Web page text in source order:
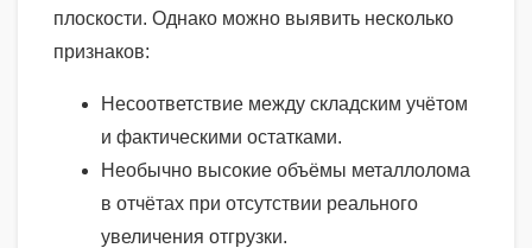
плоскости. Однако можно выявить несколько
признаков:
Несоответствие между складским учётом
и фактическими остатками.
Необычно высокие объёмы металлолома
в отчётах при отсутствии реального
увеличения отгрузки.